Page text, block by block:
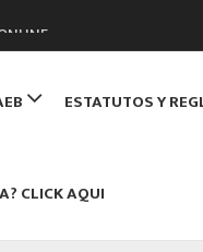
de Monitores de Bridge
FUNBRIDGE
ESTATUTOS Y
CLICK AQUI